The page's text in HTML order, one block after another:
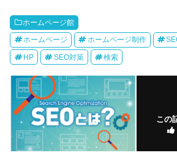
ホームページ館
ホームページ ホームページ制作
HP SEO対策 検索
この